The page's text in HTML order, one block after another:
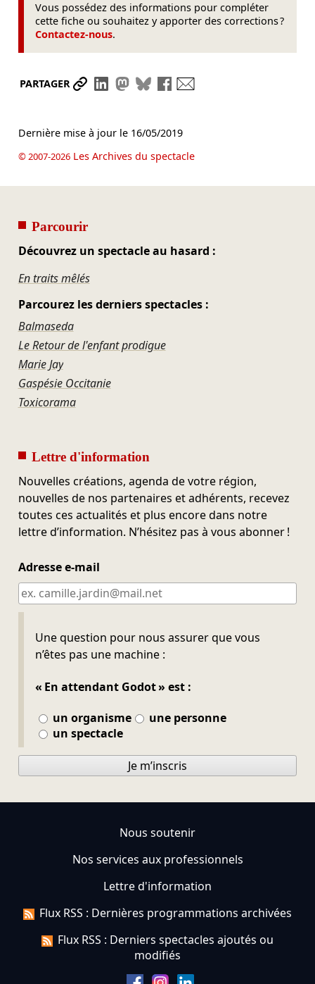
Vous possédez des informations pour compléter
cette fiche ou souhaitez y apporter des corrections ?
Contactez-nous.
PARTAGER Partager le lien
Partager sur LinkedIn
Partager sur Mastodon
Partager sur Bluesky
Partager sur Facebook
Dernière mise à jour le 16/05/2019
© 2007-2026Les Archives du spectacle
Parcourir
Découvrez un spectacle au hasard :
En traits mêlés
Parcourez les derniers spectacles :
Balmaseda
Le Retour de l'enfant prodigue
Marie Jay
Gaspésie Occitanie
Toxicorama
Lettre d'information
Nouvelles créations, agenda de votre région,
nouvelles de nos partenaires et adhérents, recevez
toutes ces actualités et plus encore dans notre
lettre d’information. N’hésitez pas à vous abonner !
Adresse e-mail
Une question pour nous assurer que vous
n’êtes pas une machine :
« En attendant Godot » est :
un organisme
une personne
un spectacle
Ne pas remplir
Je m’inscris
Nous soutenir
Nos services aux professionnels
Lettre d'information
Flux RSS : Dernières programmations archivées
Flux RSS : Derniers spectacles ajoutés ou
modifiés